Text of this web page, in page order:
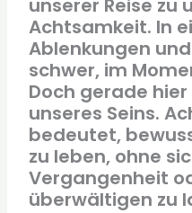
unserer Reise zu
Achtsamkeit. In
Ablenkungen
schwer, im
Doch gerade
unseres Seins.
bedeutet,
zu leben, ohne
Vergangenheit
überwältigen zu